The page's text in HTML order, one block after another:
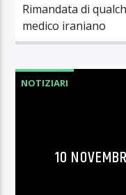
Rimandata di
medico iraniano
NOTIZIARI
10